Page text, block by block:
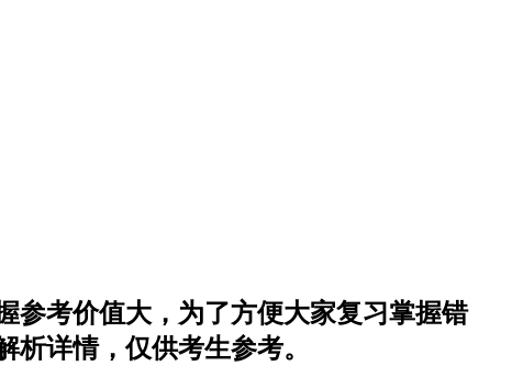
参考价值大，为了方便大家复习掌握错
详情，仅供考生参考。